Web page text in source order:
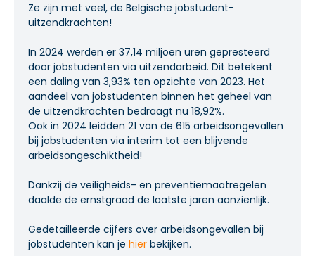
Ze zijn met veel, de Belgische jobstudent-
uitzendkrachten!
In 2024 werden er 37,14 miljoen uren gepresteerd
door jobstudenten via uitzendarbeid. Dit betekent
een daling van 3,93% ten opzichte van 2023. Het
aandeel van jobstudenten binnen het geheel van
de uitzendkrachten bedraagt nu 18,92%.
Ook in 2024 leidden 21 van de 615 arbeidsongevallen
bij jobstudenten via interim tot een blijvende
arbeidsongeschiktheid!
Dankzij de veiligheids- en preventiemaatregelen
daalde de ernstgraad de laatste jaren aanzienlijk.
Gedetailleerde cijfers over arbeidsongevallen bij
jobstudenten kan je hier bekijken.